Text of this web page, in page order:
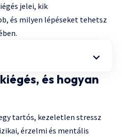
jelei, kik
és milyen lépéseket tehetsz
és hogyan
tartós, kezeletlen stressz
érzelmi és mentális